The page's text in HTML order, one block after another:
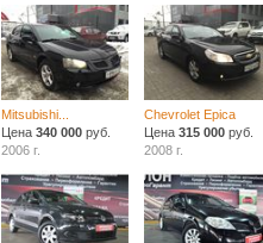
Mitsubishi...
Цена 340 000руб.
2006 г.
Chevrolet Epica
Цена 315 000руб.
2008 г.